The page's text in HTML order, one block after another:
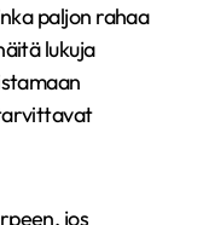
paljon rahaa
lukuja
jos